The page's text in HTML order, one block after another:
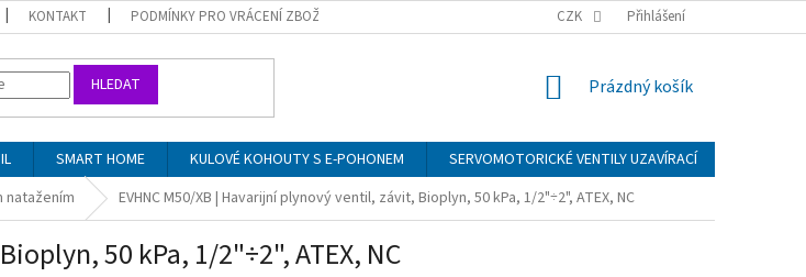
KONTAKT PODMÍNKY PRO VRÁCENÍ ZBOŽÍ CZK Přihlášení
HLEDAT
NÁKUPNÍ
Prázdný košík
SMART HOME KULOVÉ KOHOUTY S E-POHONEM SERVOMOTORICKÉ VENTILY UZAVÍRACÍ
natažením EVHNC M50/XB | Havarijní plynový ventil, závit, Bioplyn, 50 kPa, 1/2"÷2", ATEX, NC
50 kPa, 1/2"÷2", ATEX, NC